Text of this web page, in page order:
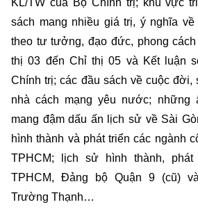
KL/TW của Bộ Chính trị; khu vực
sách mang nhiều giá trị, ý nghĩa
theo tư tưởng, đạo đức, phong
thị 03 đến Chỉ thị 05 và Kết luận
Chính trị; các đầu sách về cuộc đời,
nhà cách mạng yêu nước; những
mang đậm dấu ấn lịch sử về Sài
hình thành và phát triển các ngành
TPHCM; lịch sử hình thành,
TPHCM, Đảng bộ Quận 9 (cũ)
Trường Thạnh…